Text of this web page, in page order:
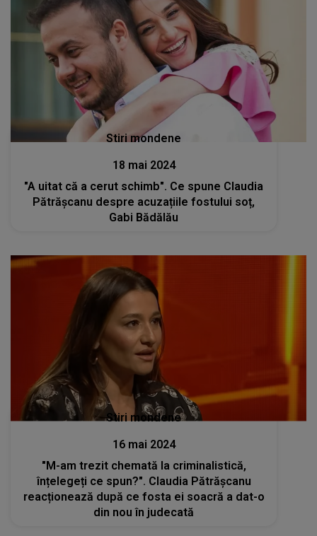
Stiri mondene
18 mai 2024
"A uitat că a cerut schimb". Ce spune Claudia
Pătrășcanu despre acuzațiile fostului soț,
Gabi Bădălău
Stiri mondene
16 mai 2024
"M-am trezit chemată la criminalistică,
înțelegeți ce spun?". Claudia Pătrășcanu
reacționează după ce fosta ei soacră a dat-o
din nou în judecată